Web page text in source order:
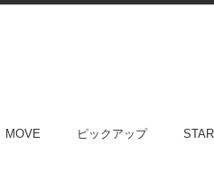
MOVE ピックアップ STAR